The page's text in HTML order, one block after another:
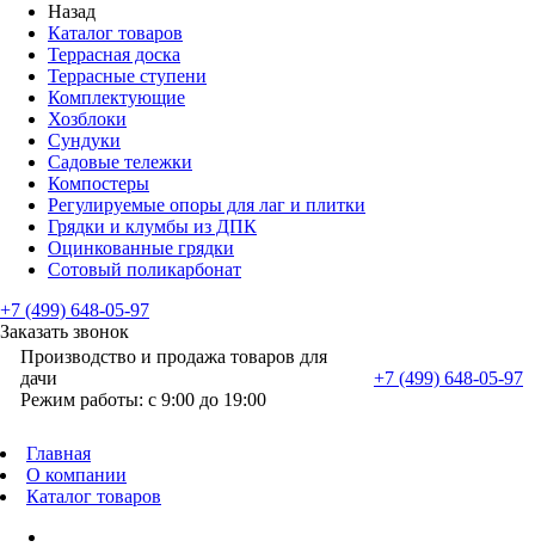
Назад
Каталог товаров
Террасная доска
Террасные ступени
Комплектующие
Хозблоки
Сундуки
Садовые тележки
Компостеры
Регулируемые опоры для лаг и плитки
Грядки и клумбы из ДПК
Оцинкованные грядки
Сотовый поликарбонат
+7 (499) 648-05-97
Заказать звонок
Производство и продажа товаров для
дачи
Режим работы: с 9:00 до 19:00
+7 (499) 648-05-97
Главная
О компании
Каталог товаров